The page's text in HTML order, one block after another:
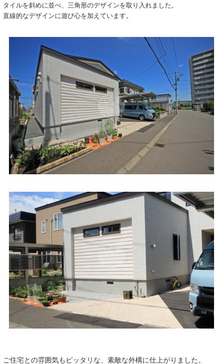
タイルを斜めに並べ、三角形のデザインを取り入れました。
直線的なデザインに遊び心を加えています。
ご住宅との雰囲気もピッタリな、素敵な外構に仕上がりました。